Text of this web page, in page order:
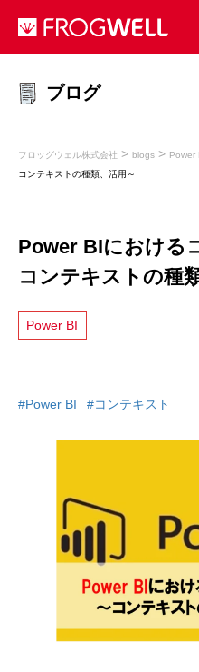
ブログ
フロッグウェル株式会社 > blogs > Power
コンテキストの種類、活用～
Power BIにおける
コンテキストの種
Power BI
#Power BI #コンテキスト